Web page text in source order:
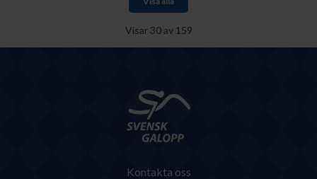
Visar30av 159
Kontakta oss